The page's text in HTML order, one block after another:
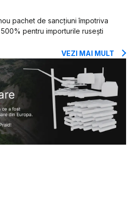
pachet de sancțiuni împotriva
pentru importurile rusești
VEZI MAI MULT